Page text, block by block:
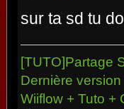
sur ta sd tu
[TUTO]Partage
Dernière
Wiiflow + Tuto +